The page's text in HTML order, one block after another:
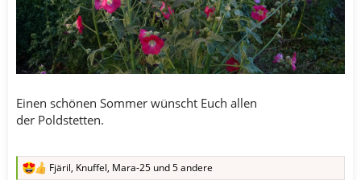
Einen schönen Sommer wünscht Euch allen
der Poldstetten.
R
Fjäril, Knuffel, Mara-25 und 5 andere